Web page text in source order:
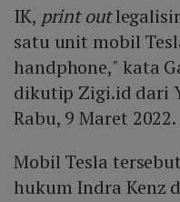
IK, print out
satu unit mobil
handphone," kata
dikutip Zigi.id dari
Rabu, 9 Maret 2022.
Mobil Tesla
hukum Indra Kenz